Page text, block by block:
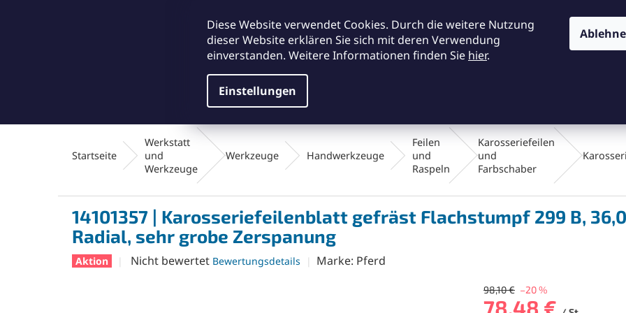
Diese Website verwendet Cookies. Durch die weitere Nutzung
dieser Website erklären Sie sich mit deren Verwendung
einverstanden. Weitere Informationen finden Sie hier.
Einstellungen
Reinigungsmaterialien und Bürsten
Startseite
Werkstatt
und
Werkzeuge
Werkzeuge Handwerkzeuge
Feilen
und
Raspeln
Karosseriefeilen
und
Farbschaber
14101357 | Karosseriefeilenblatt gefräst Flachstumpf 299 B,
Radial, sehr grobe Zerspanung
Aktion
Die
Nicht bewertet Bewertungsdetails Marke: Pferd
98,10 € –20 %
78,48 €